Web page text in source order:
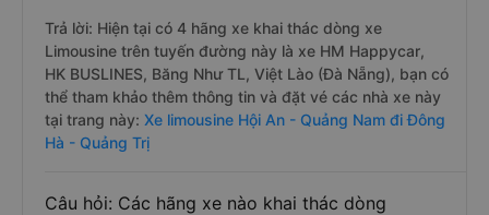
Trả lời: Hiện tại có 4 hãng xe khai thác dòng xe
Limousine trên tuyến đường này là xe HM Happycar,
HK BUSLINES, Băng Như TL, Việt Lào (Đà Nẵng), bạn có
thể tham khảo thêm thông tin và đặt vé các nhà xe này
tại trang này: Xe limousine Hội An - Quảng Nam đi Đông
Hà - Quảng Trị
Câu hỏi: Các hãng xe nào khai thác dòng